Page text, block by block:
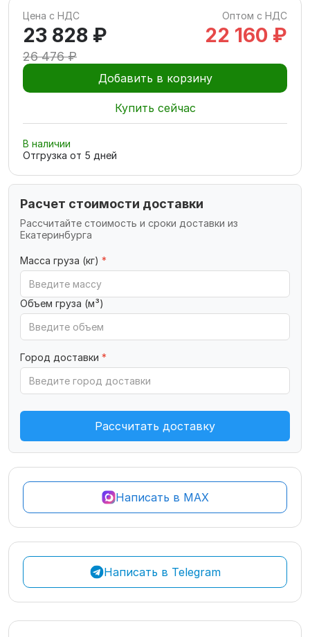
Цена с НДС Оптом с НДС
23 828 ₽
26 476 ₽
22 160 ₽
Добавить в корзину
Купить сейчас
В наличии
Отгрузка от 5 дней
Расчет стоимости доставки
Рассчитайте стоимость и сроки доставки из
Екатеринбурга
Масса груза (кг) *
Объем груза (м³)
Город доставки *
Рассчитать доставку
Написать в MAX
Написать в Telegram